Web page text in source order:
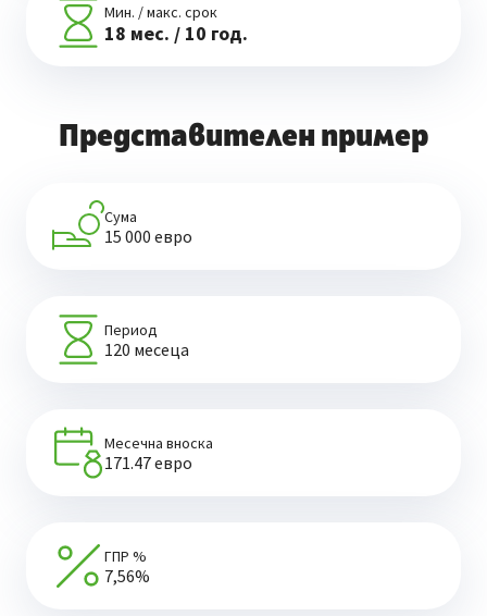
Мин. / макс. срок
18 мес. / 10 год.
Представителен пример
Сума
15 000 евро
Период
120 месеца
Месечна вноска
171.47 евро
ГПР %
7,56%